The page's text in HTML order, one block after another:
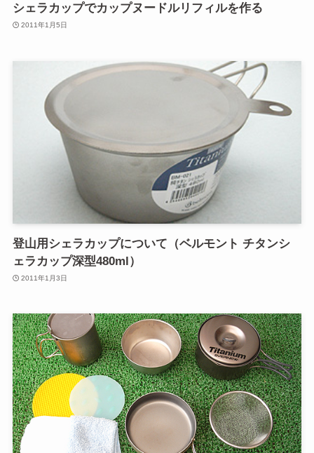
シェラカップでカップヌードルリフィルを作る
2011年1月5日
登山用シェラカップについて（ベルモント チタンシ
ェラカップ深型480ml）
2011年1月3日